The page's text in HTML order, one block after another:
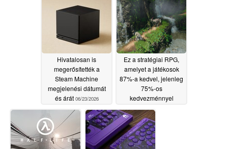
korlátozzák a
teljesítményt
06/23/2026
Hivatalosan is
megerősítették a
Steam Machine
megjelenési dátumát
és árát 06/23/2026
Ez a stratégiai RPG,
amelyet a játékosok
87%-a kedvel, jelenleg
75%-os
kedvezménnyel
06/22/2026